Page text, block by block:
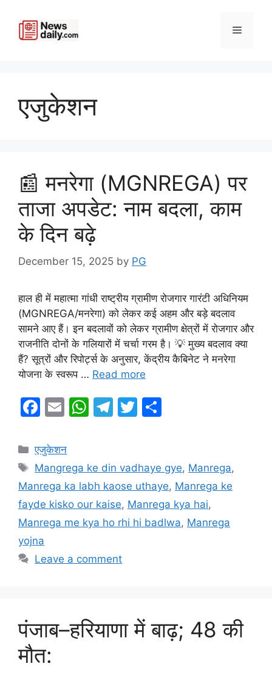
content
Menu
एजुकेशन
​📰 मनरेगा (MGNREGA) पर
ताजा अपडेट: नाम बदला, काम
के दिन बढ़े
December 15, 2025 by PG
हाल ही में महात्मा गांधी राष्ट्रीय ग्रामीण रोजगार गारंटी अधिनियम
(MGNREGA/मनरेगा) को लेकर कई अहम और बड़े बदलाव
सामने आए हैं। इन बदलावों को लेकर ग्रामीण क्षेत्रों में रोजगार और
राजनीति दोनों के गलियारों में चर्चा गरम है। ​💡 मुख्य बदलाव क्या
हैं? सूत्रों और रिपोर्ट्स के अनुसार, केंद्रीय कैबिनेट ने मनरेगा
योजना के स्वरूप … Read more
F
c
e
b
o
o
k
E
ai
l
W
s
A
p
p
T
gr
a
m
T
er e
Categories
एजुकेशन
Tags
Mangrega ke din vadhaye gye, Manrega,
Manrega ka labh kaose uthaye, Manrega ke
fayde kisko our kaise, Manrega kya hai,
Manrega me kya ho rhi hi badlwa, Manrega
yojna
Leave a comment
पंजाब–हरियाणा में बाढ़; 48 की
मौत: